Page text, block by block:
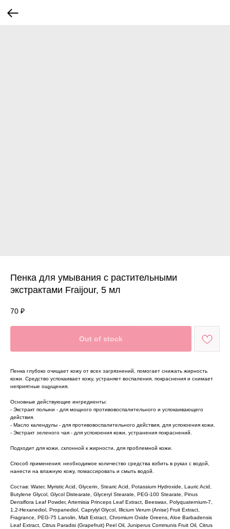
Пенка для умывания с растительными
экстрактами Fraijour, 5 мл
70 ₽
Out of stock
Пенка глубоко очищает кожу от всех загрязнений, помогает снижать жирность
кожи. Средство успокаивает кожу, устраняет воспаления, покраснения и снимает
неприятные ощущения.
Основные действующие ингредиенты:
- Экстракт полыни - для мощного противовоспалительного и успокаивающего
действия.
- Масло календулы - для противовоспалительного действия, для успокоения кожи.
- Экстракт зеленого чая - для успокоения кожи, устранения покраснений.
Подходит для кожи, склонной к жирности, для проблемной кожи.
Способ применения: необходимое количество средства взбить в руках с водой,
нанести на влажную кожу, помассировать и смыть водой.
Состав: Water, Myristic Acid, Glycerin, Stearic Acid, Potassium Hydroxide, Lauric Acid,
Butylene Glycol, Glycol Distearate, Glyceryl Stearate, PEG-100 Stearate, Pinus
Densiflora Leaf Powder, Artemisia Princeps Leaf Extract, Beeswax, Polyquaternium-7,
1,2-Hexanediol, Propanediol, Caprylyl Glycol, Illicium Verum (Anise) Fruit Extract,
Fragrance, PEG-75 Lanolin, Malt Extract, Chromium Oxide Greens, Aloe Barbadensis
Leaf Extract, Citrus Paradisi (Grapefruit) Peel Oil, Juniperus Communis Fruit Oil, Citrus